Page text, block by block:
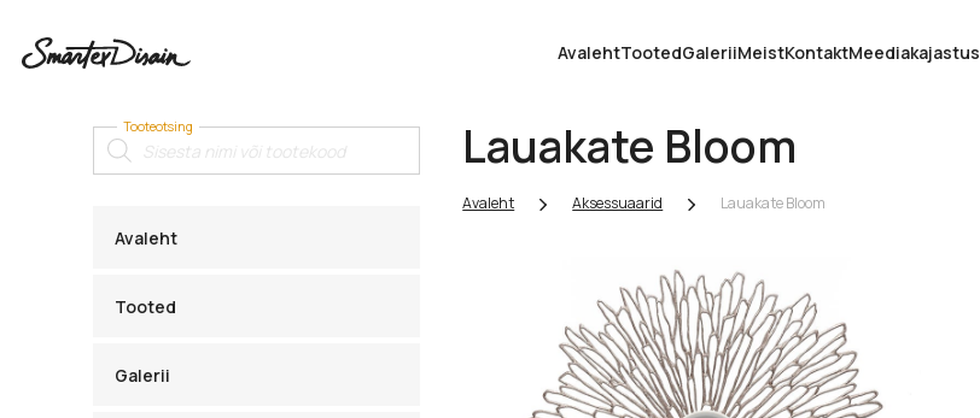
AvalehtTootedGaleriiMeistKontaktMeediakajastus
Tooteotsing
Products
search
Avaleht
Tooted
Galerii
Lauakate Bloom
Avaleht Aksessuaarid Lauakate Bloom